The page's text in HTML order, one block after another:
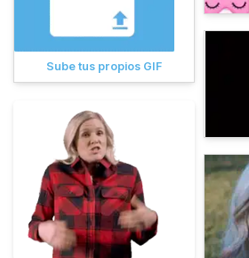
Sube tus propios GIF